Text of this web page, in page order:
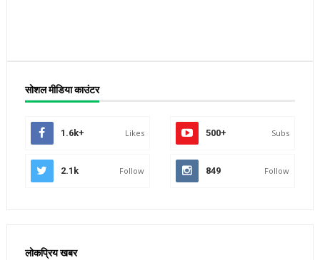
सोशल मीडिया काउंटर
1.6k+ Likes 500+ Subs
2.1k Follow 849 Follow
लोकप्रिय खबर